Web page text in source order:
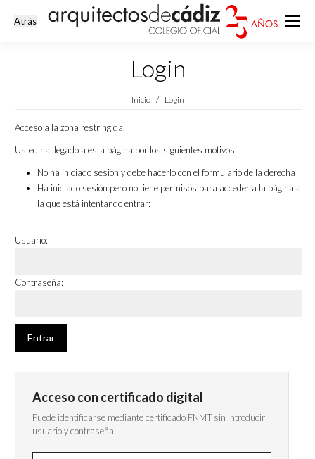
Login
Estás aquí:
Inicio Login
Acceso a la zona restringida.
Usted ha llegado a esta página por los siguientes motivos:
No ha iniciado sesión y debe hacerlo con el formulario de la derecha
Ha iniciado sesión pero no tiene permisos para acceder a la página a
la que está intentando entrar:
Usuario:
Contraseña:
Acceso con certificado digital
Puede identificarse mediante certificado FNMT sin introducir
usuario y contraseña.